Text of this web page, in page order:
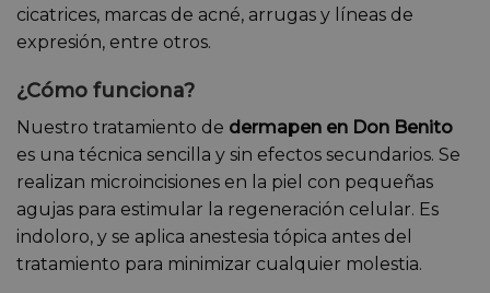
cicatrices, marcas de acné, arrugas y líneas de
expresión, entre otros.
¿Cómo funciona?
Nuestro tratamiento de dermapen en Don Benito
es una técnica sencilla y sin efectos secundarios. Se
realizan microincisiones en la piel con pequeñas
agujas para estimular la regeneración celular. Es
indoloro, y se aplica anestesia tópica antes del
tratamiento para minimizar cualquier molestia.